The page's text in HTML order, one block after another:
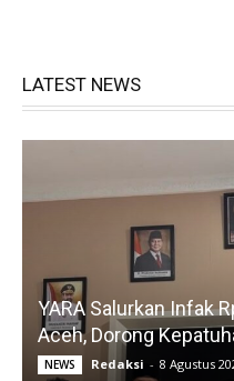
LATEST NEWS
YARA Salurkan Infak
Aceh, Dorong
NEWS Redaksi - 8 Agustus